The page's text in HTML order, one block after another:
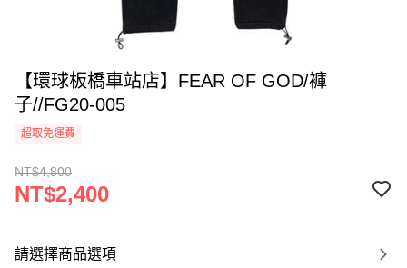
【環球板橋車站店】FEAR OF GOD/褲
子//FG20-005
超取免運費
NT$4,800
NT$2,400
請選擇商品選項